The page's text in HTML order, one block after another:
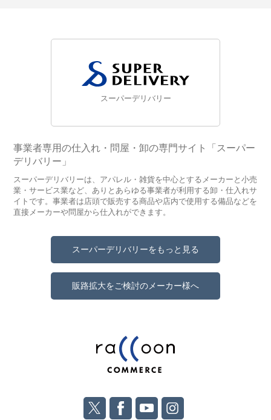
スーパーデリバリー
事業者専用の仕入れ・問屋・卸の専門サイト「スーパー
デリバリー」
スーパーデリバリーは、アパレル・雑貨を中心とするメーカーと小売
業・サービス業など、ありとあらゆる事業者が利用する卸・仕入れサ
イトです。事業者は店頭で販売する商品や店内で使用する備品などを
直接メーカーや問屋から仕入れができます。
スーパーデリバリーをもっと見る
販路拡大をご検討のメーカー様へ